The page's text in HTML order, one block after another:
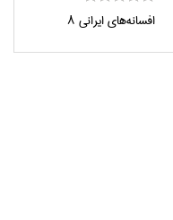
افسانه‌هاي ايراني 8